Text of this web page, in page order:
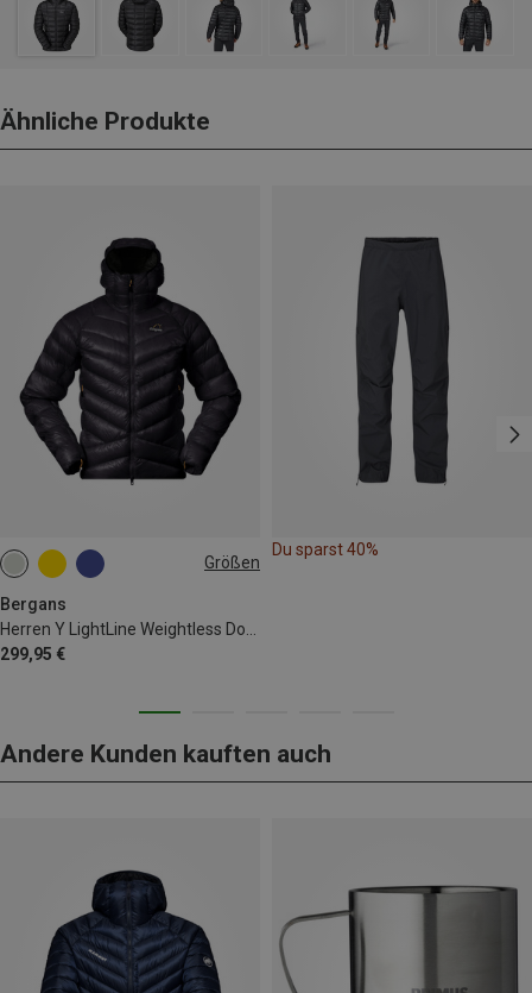
Ähnliche Produkte
Größen
Bergans
299,95 €
S M L XXL
Du sparst 40%
Andere Kunden kauften auch